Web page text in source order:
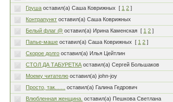
Груша оставил(а) Саша Коврижных [ 1 2 ]
Контрапункт оставил(а) Саша Коврижных
Белый флаг @ оставил(а) Ирина Каменская [ 1 2 ]
Папье-маше оставил(а) Саша Коврижных [ 1 2 ]
Скорое долго оставил(а) Илья Цейтлин
СТОЛ ДА ТАБУРЕТКА оставил(а) Сергей Большаков
Моему читателю оставил(а) john-joy
Просто, так.......
оставил(а) Галина Гедрович
Влюбленная женщина. оставил(а) Пешкова Светлана